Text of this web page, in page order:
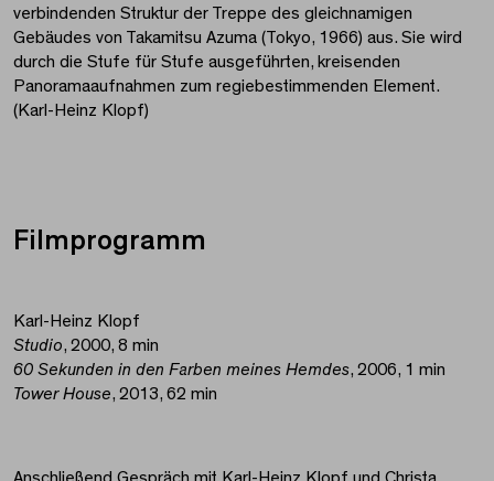
verbindenden Struktur der Treppe des gleichnamigen
Gebäudes von Takamitsu Azuma (Tokyo, 1966) aus. Sie wird
durch die Stufe für Stufe ausgeführten, kreisenden
Panoramaaufnahmen zum regiebestimmenden Element.
(Karl-Heinz Klopf)
Filmprogramm
Karl-Heinz Klopf
Studio, 2000, 8 min
60 Sekunden in den Farben meines Hemdes, 2006, 1 min
Tower House, 2013, 62 min